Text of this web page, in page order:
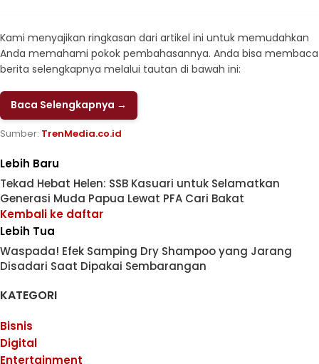
KATEGORI
Bisnis
Digital
Entertainment
Kami menyajikan ringkasan dari artikel ini untuk memudahkan
Anda memahami pokok pembahasannya. Anda bisa membaca
berita selengkapnya melalui tautan di bawah ini:
Baca Selengkapnya →
Sumber: TrenMedia.co.id
Lebih Baru
Tekad Hebat Helen: SSB Kasuari untuk Selamatkan
Generasi Muda Papua Lewat PFA Cari Bakat
Kembali ke daftar
Lebih Tua
Waspada! Efek Samping Dry Shampoo yang Jarang
Disadari Saat Dipakai Sembarangan